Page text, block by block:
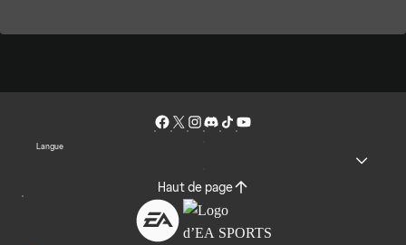
Langue
Haut de page